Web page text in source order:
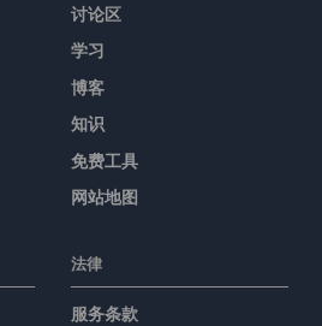
讨论区
学习
博客
知识
免费工具
网站地图
法律
服务条款